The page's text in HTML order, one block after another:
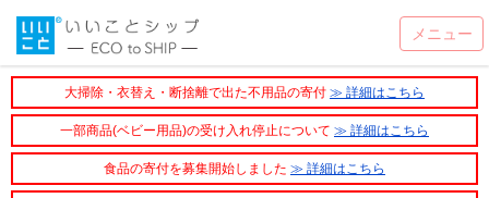
大掃除・衣替え・断捨離で出た不用品の寄付 ≫ 詳細はこちら
一部商品(ベビー用品)の受け入れ停止について ≫ 詳細はこちら
食品の寄付を募集開始しました ≫ 詳細はこちら